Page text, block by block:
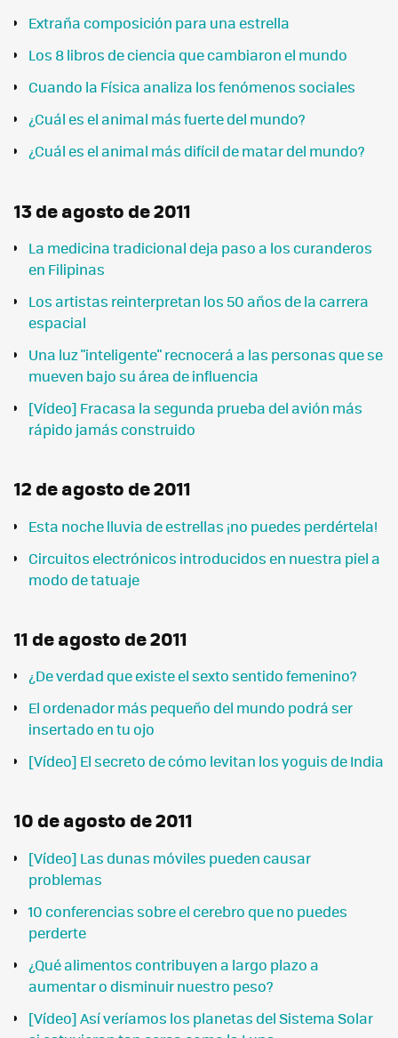
Extraña composición para una estrella
Los 8 libros de ciencia que cambiaron el mundo
Cuando la Física analiza los fenómenos sociales
¿Cuál es el animal más fuerte del mundo?
¿Cuál es el animal más difícil de matar del mundo?
13 de agosto de 2011
La medicina tradicional deja paso a los curanderos
en Filipinas
Los artistas reinterpretan los 50 años de la carrera
espacial
Una luz "inteligente" recnocerá a las personas que se
mueven bajo su área de influencia
[Vídeo] Fracasa la segunda prueba del avión más
rápido jamás construido
12 de agosto de 2011
Esta noche lluvia de estrellas ¡no puedes perdértela!
Circuitos electrónicos introducidos en nuestra piel a
modo de tatuaje
11 de agosto de 2011
¿De verdad que existe el sexto sentido femenino?
El ordenador más pequeño del mundo podrá ser
insertado en tu ojo
[Vídeo] El secreto de cómo levitan los yoguis de India
10 de agosto de 2011
[Vídeo] Las dunas móviles pueden causar
problemas
10 conferencias sobre el cerebro que no puedes
perderte
¿Qué alimentos contribuyen a largo plazo a
aumentar o disminuir nuestro peso?
[Vídeo] Así veríamos los planetas del Sistema Solar